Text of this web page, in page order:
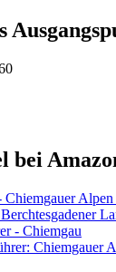
bei
- Chiemgau
Chiemgauer